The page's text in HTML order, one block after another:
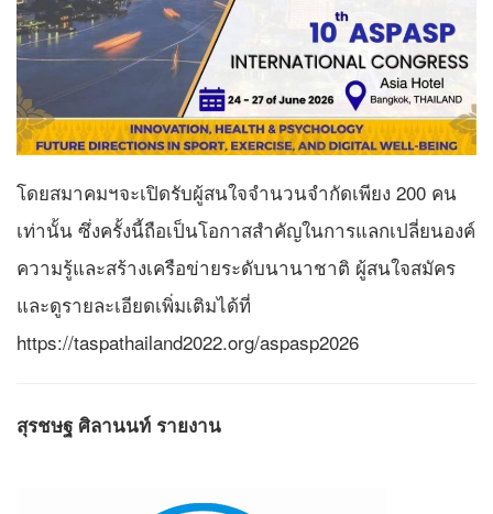
โดยสมาคมฯจะเปิดรับผู้สนใจจำนวนจำกัดเพียง 200 คน
เท่านั้น ซึ่งครั้งนี้ถือเป็นโอกาสสำคัญในการแลกเปลี่ยนองค์
ความรู้และสร้างเครือข่ายระดับนานาชาติ ผู้สนใจสมัคร
และดูรายละเอียดเพิ่มเติมได้ที่
https://taspathailand2022.org/aspasp2026
สุรชษฐ ศิลานนท์ รายงาน